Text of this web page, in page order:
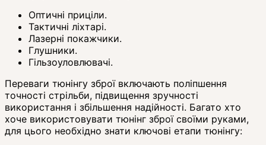
Оптичні приціли.
Тактичні ліхтарі.
Лазерні покажчики.
Глушники.
Гільзоуловлювачі.
Переваги тюнінгу зброї включають поліпшення
точності стрільби, підвищення зручності
використання і збільшення надійності. Багато хто
хоче використовувати тюнінг зброї своїми руками,
для цього необхідно знати ключові етапи тюнінгу: